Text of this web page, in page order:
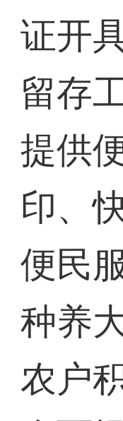
证开
留存
提供
印、
便民
种养
农户